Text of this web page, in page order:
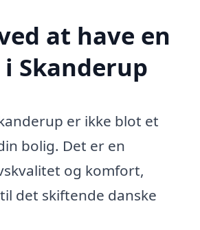
at have en
Skanderup
er ikke blot et
bolig. Det er en
og komfort,
det skiftende danske